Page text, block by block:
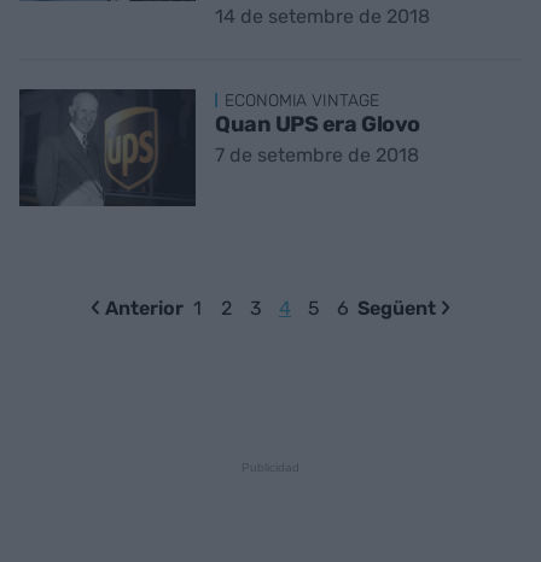
14 de setembre de 2018
ECONOMIA VINTAGE
Quan UPS era Glovo
7 de setembre de 2018
Anterior 1 2 3 4 5 6 Següent